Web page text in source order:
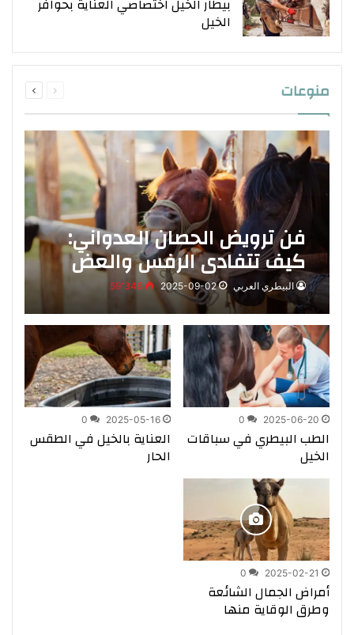
الخيل
منوعات التالية
فن ترويض الحصان العدواني:
كيف تتفادى الرفس والعض
بذكاء
البيطري العربي 2025-09-02 59٬346
2025-06-20
0
الطب البيطري في سباقات
الخيل
2025-05-16
0
العناية بالخيل في الطقس
الحار
2025-02-21
0
أمراض الجمال الشائعة
وطرق الوقاية منها